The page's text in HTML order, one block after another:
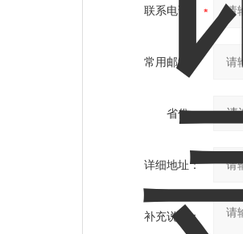
联系电话：
常用邮箱：
省份：
详细地址：
补充说明：